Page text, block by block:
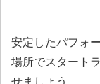
安定したパフォ
場所でスタート
せましょう。